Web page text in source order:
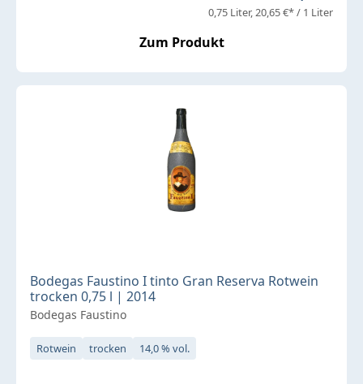
0,75 Liter 20,65 €* / 1 Liter
Zum Produkt
Bodegas Faustino I tinto Gran Reserva Rotwein
trocken 0,75 l | 2014
Bodegas Faustino
Rotwein trocken 14,0 % vol.